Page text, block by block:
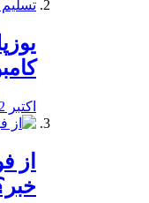
اکتبر 12, 2019
از